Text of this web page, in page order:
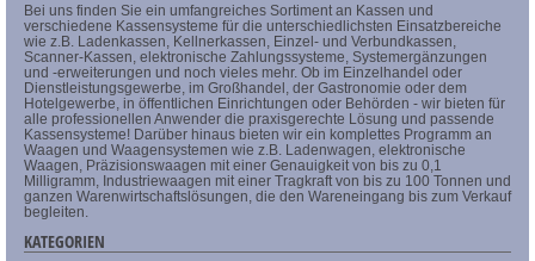
Bei uns finden Sie ein umfangreiches Sortiment an Kassen und
verschiedene Kassensysteme für die unterschiedlichsten Einsatzbereiche
wie z.B. Ladenkassen, Kellnerkassen, Einzel- und Verbundkassen,
Scanner-Kassen, elektronische Zahlungssysteme, Systemergänzungen
und -erweiterungen und noch vieles mehr. Ob im Einzelhandel oder
Dienstleistungsgewerbe, im Großhandel, der Gastronomie oder dem
Hotelgewerbe, in öffentlichen Einrichtungen oder Behörden - wir bieten für
alle professionellen Anwender die praxisgerechte Lösung und passende
Kassensysteme! Darüber hinaus bieten wir ein komplettes Programm an
Waagen und Waagensystemen wie z.B. Ladenwagen, elektronische
Waagen, Präzisionswaagen mit einer Genauigkeit von bis zu 0,1
Milligramm, Industriewaagen mit einer Tragkraft von bis zu 100 Tonnen und
ganzen Warenwirtschaftslösungen, die den Wareneingang bis zum Verkauf
begleiten.
KATEGORIEN